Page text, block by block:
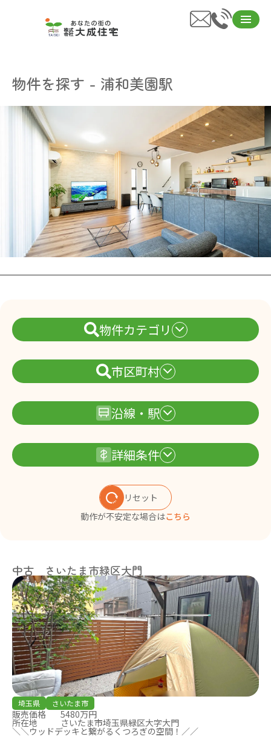
物件を探す - 浦和美園駅
物件カテゴリ
市区町村
沿線・駅
詳細条件
リセット
動作が不安定な場合はこちら
中古 さいたま市緑区大門
埼玉県 さいたま市
販売価格 5480万円
所在地 さいたま市埼玉県緑区大字大門
＼＼ウッドデッキと繋がるくつろぎの空間！／／